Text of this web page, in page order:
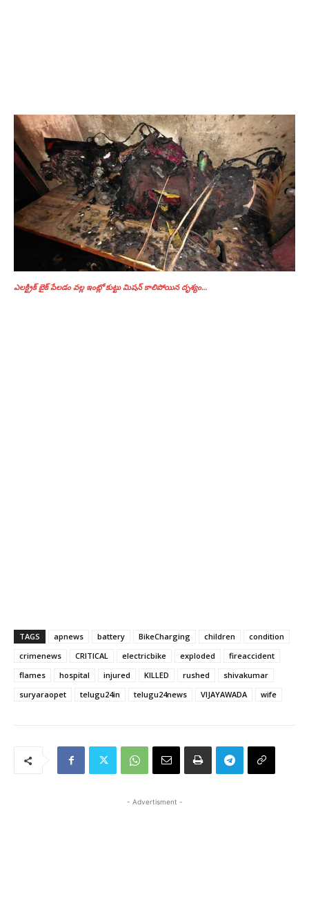
ఎలక్ట్రిక్‌ బైక్‌ పేలడం వల్ల ఇంట్లో కుట్టు మిషన్‌ కాలిపోయిన దృశ్యం…
TAGS apnews battery BikeCharging children
condition
crimenews
CRITICAL electricbike exploded
fireaccident
flames
hospital injured KILLED rushed
shivakumar
suryaraopet
telugu24in telugu24news VIJAYAWADA wife
- Advertisment -